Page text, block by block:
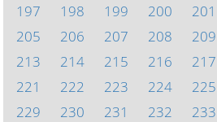
197
198 199 200 201
205
206 207 208 209
213
214 215 216 217
221
222 223 224 225
229
230 231 232 233